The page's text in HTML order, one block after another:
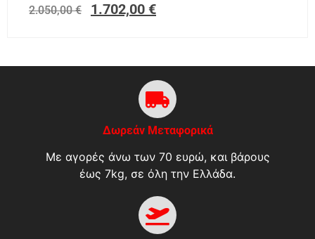
2.050,00€ 1.702,00 €
Δωρεάν Μεταφορικά
Με αγορές άνω των 70 ευρώ, και βάρους
έως 7kg, σε όλη την Ελλάδα.